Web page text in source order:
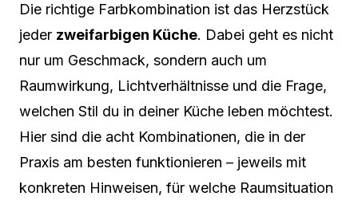
Die richtige Farbkombination ist das Herzstück
jeder zweifarbigen Küche. Dabei geht es nicht
nur um Geschmack, sondern auch um
Raumwirkung, Lichtverhältnisse und die Frage,
welchen Stil du in deiner Küche leben möchtest.
Hier sind die acht Kombinationen, die in der
Praxis am besten funktionieren – jeweils mit
konkreten Hinweisen, für welche Raumsituation